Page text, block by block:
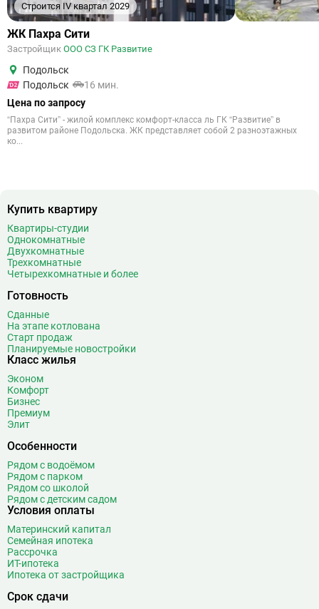
Строится IV квартал 2029
ЖК Пахра Сити
Застройщик ООО СЗ ГК Развитие
Подольск
Подольск
16 мин.
Цена по запросу
“Пахра Сити” - жилой комплекс комфорт-класса ль ГК “Развитие” в
развитом районе Подольска. ЖК представляет собой 2 разноэтажных
ко...
Купить квартиру
Квартиры-студии
Однокомнатные
Двухкомнатные
Трехкомнатные
Четырехкомнатные и более
Готовность
Сданные
На этапе котлована
Старт продаж
Планируемые новостройки
Класс жилья
Эконом
Комфорт
Бизнес
Премиум
Элит
Особенности
Рядом с водоёмом
Рядом с парком
Рядом со школой
Рядом с детским садом
Условия оплаты
Материнский капитал
Семейная ипотека
Рассрочка
ИТ-ипотека
Ипотека от застройщика
Срок сдачи